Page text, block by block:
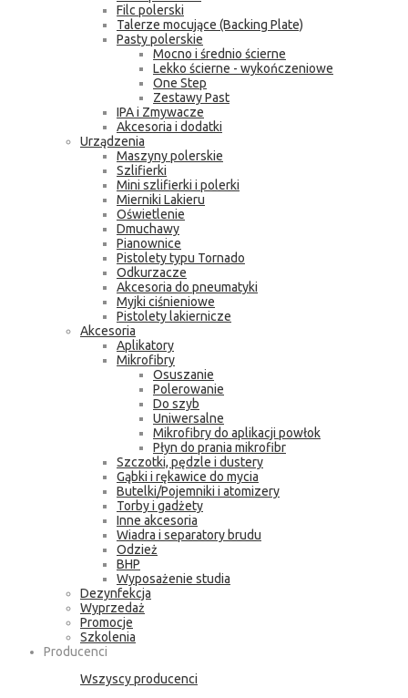
Filc polerski
Talerze mocujące (Backing Plate)
Pasty polerskie
Mocno i średnio ścierne
Lekko ścierne - wykończeniowe
One Step
Zestawy Past
IPA i Zmywacze
Akcesoria i dodatki
Urządzenia
Maszyny polerskie
Szlifierki
Mini szlifierki i polerki
Mierniki Lakieru
Oświetlenie
Dmuchawy
Pianownice
Pistolety typu Tornado
Odkurzacze
Akcesoria do pneumatyki
Myjki ciśnieniowe
Pistolety lakiernicze
Akcesoria
Aplikatory
Mikrofibry
Osuszanie
Polerowanie
Do szyb
Uniwersalne
Mikrofibry do aplikacji powłok
Płyn do prania mikrofibr
Szczotki, pędzle i dustery
Gąbki i rękawice do mycia
Butelki/Pojemniki i atomizery
Torby i gadżety
Inne akcesoria
Wiadra i separatory brudu
Odzież
BHP
Wyposażenie studia
Dezynfekcja
Wyprzedaż
Promocje
Szkolenia
Producenci
Wszyscy producenci